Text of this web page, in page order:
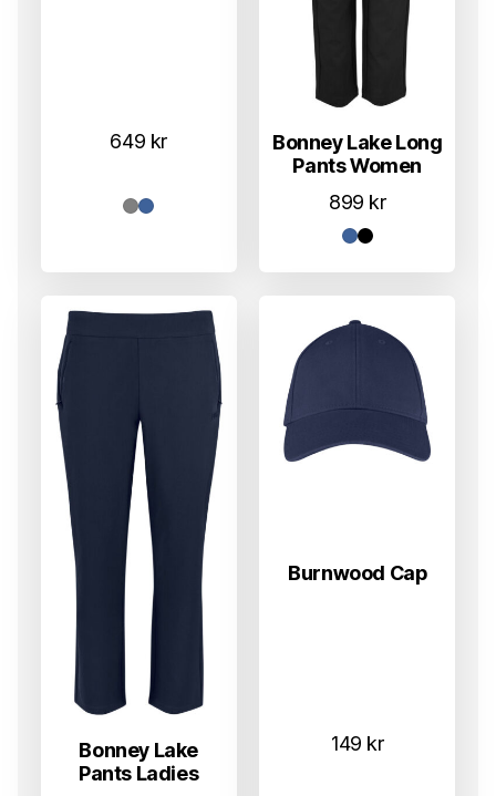
649 kr
Bonney Lake Long
Pants Women
899 kr
Bonney Lake
Pants Ladies
Burnwood Cap
149 kr